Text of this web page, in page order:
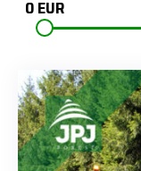
0 EUR